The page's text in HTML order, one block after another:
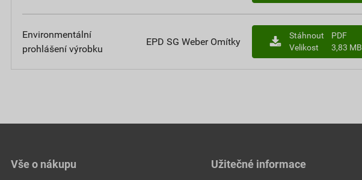
Environmentální
prohlášení výrobku
EPD SG Weber Omítky
Stáhnout
PDF
Velikost
3,83 MB
Vše o nákupu Užitečné informace